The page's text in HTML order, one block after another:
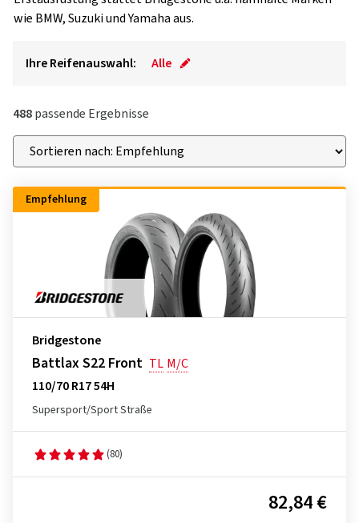
wie BMW, Suzuki und Yamaha aus.
Ihre Reifenauswahl: Alle
488passende Ergebnisse
Empfehlung
Bridgestone
Battlax S22 Front TL M/C
110/70 R17 54H
Supersport/Sport Straße
(80)
82,84 €